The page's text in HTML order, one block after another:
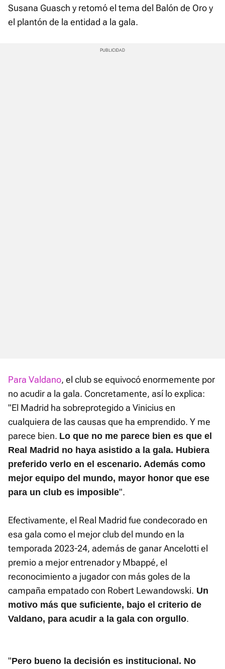
Susana Guasch y retomó el tema del Balón de Oro y
el plantón de la entidad a la gala.
Para Valdano, el club se equivocó enormemente por
no acudir a la gala. Concretamente, así lo explica:
"El Madrid ha sobreprotegido a Vinicius en
cualquiera de las causas que ha emprendido. Y me
parece bien. Lo que no me parece bien es que el
Real Madrid no haya asistido a la gala. Hubiera
preferido verlo en el escenario. Además como
mejor equipo del mundo, mayor honor que ese
para un club es imposible".
Efectivamente, el Real Madrid fue condecorado en
esa gala como el mejor club del mundo en la
temporada 2023-24, además de ganar Ancelotti el
premio a mejor entrenador y Mbappé, el
reconocimiento a jugador con más goles de la
campaña empatado con Robert Lewandowski. Un
motivo más que suficiente, bajo el criterio de
Valdano, para acudir a la gala con orgullo.
"Pero bueno la decisión es institucional. No